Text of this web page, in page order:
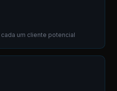
um cliente potencial